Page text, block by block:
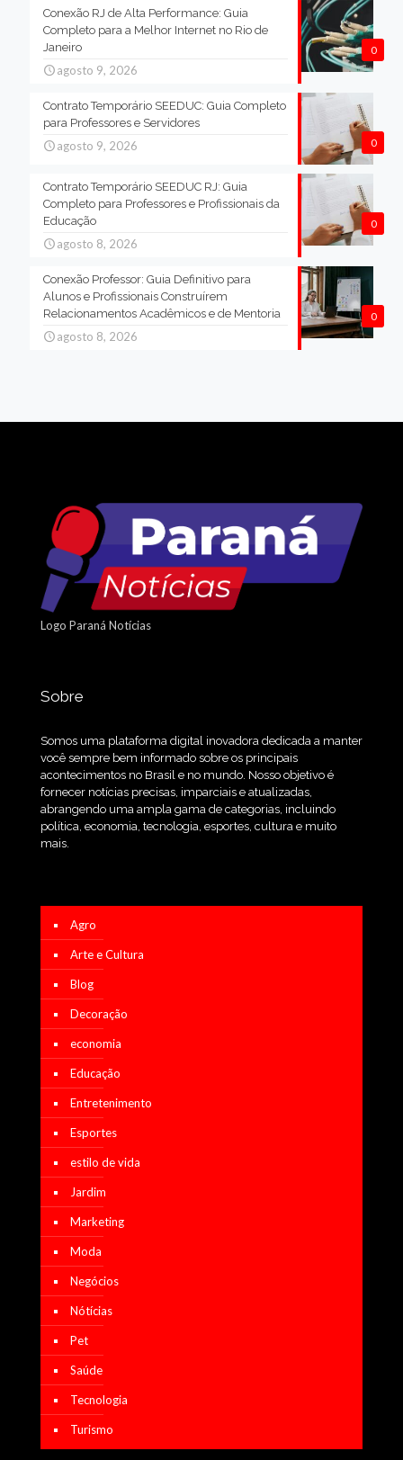
0
Conexão RJ de Alta Performance: Guia
Completo para a Melhor Internet no Rio de
Janeiro
agosto 9, 2026
0
Contrato Temporário SEEDUC: Guia Completo
para Professores e Servidores
agosto 9, 2026
0
Contrato Temporário SEEDUC RJ: Guia
Completo para Professores e Profissionais da
Educação
agosto 8, 2026
0
Conexão Professor: Guia Definitivo para
Alunos e Profissionais Construírem
Relacionamentos Acadêmicos e de Mentoria
agosto 8, 2026
Logo Paraná Notícias
Sobre
Somos uma plataforma digital inovadora dedicada a manter
você sempre bem informado sobre os principais
acontecimentos no Brasil e no mundo. Nosso objetivo é
fornecer notícias precisas, imparciais e atualizadas,
abrangendo uma ampla gama de categorias, incluindo
política, economia, tecnologia, esportes, cultura e muito
mais.
Agro
Arte e Cultura
Blog
Decoração
economia
Educação
Entretenimento
Esportes
estilo de vida
Jardim
Marketing
Moda
Negócios
Nótícias
Pet
Saúde
Tecnologia
Turismo